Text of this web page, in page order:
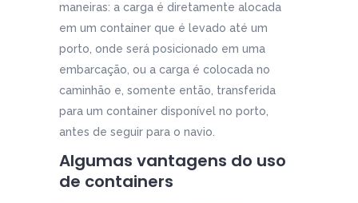
maneiras: a carga é diretamente alocada
em um container que é levado até um
porto, onde será posicionado em uma
embarcação, ou a carga é colocada no
caminhão e, somente então, transferida
para um container disponível no porto,
antes de seguir para o navio.
Algumas vantagens do uso
de containers